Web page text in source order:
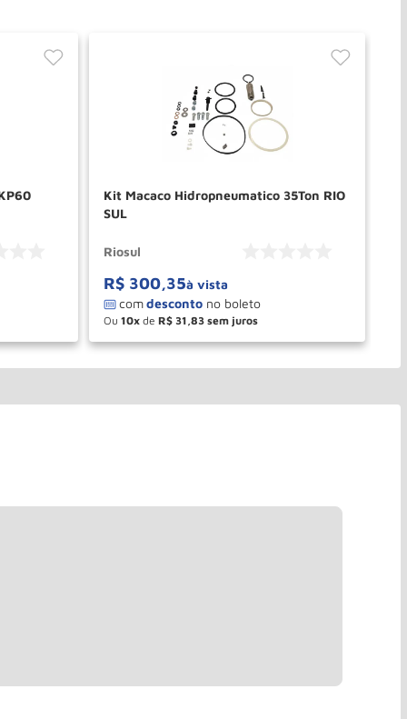
Kit Macaco Hidropneumatico 35Ton RIO
SUL
Riosul
R$ 300,35à vista
Ou 10 de R$ 31 83
＋
－ COMPRAR